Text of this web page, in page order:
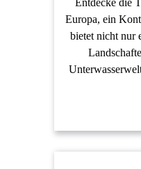
Entdecke die
Europa, ein
bietet nicht nur